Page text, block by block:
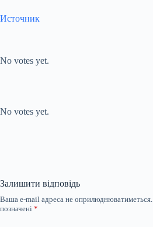
Источник
No votes yet.
No votes yet.
Залишити відповідь
Ваша e-mail адреса не оприлюднюватиметься.
позначені *